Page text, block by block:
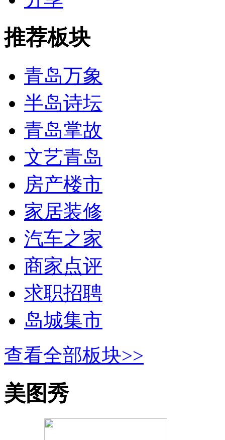
推荐板块
青岛万象
半岛诗坛
青岛掌故
文艺青岛
房产楼市
家居装修
汽车之家
商家点评
求职招聘
岛城集市
查看全部板块>>
美图秀